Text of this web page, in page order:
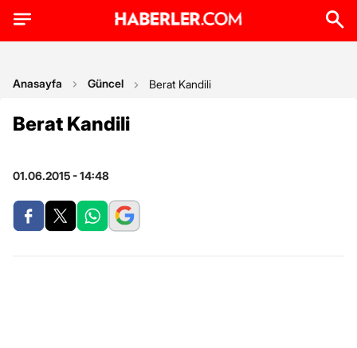
Anasayfa Güncel Berat Kandili
Berat Kandili
01.06.2015 - 14:48